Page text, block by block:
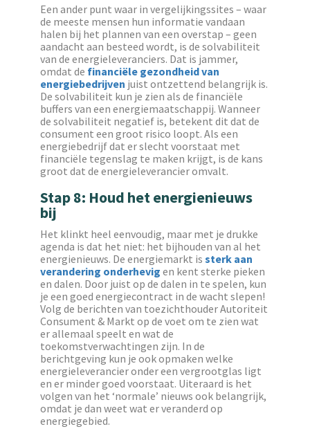
Een ander punt waar in vergelijkingssites – waar
de meeste mensen hun informatie vandaan
halen bij het plannen van een overstap – geen
aandacht aan besteed wordt, is de solvabiliteit
van de energieleveranciers. Dat is jammer,
omdat de financiële gezondheid van
energiebedrijven juist ontzettend belangrijk is.
De solvabiliteit kun je zien als de financiële
buffers van een energiemaatschappij. Wanneer
de solvabiliteit negatief is, betekent dit dat de
consument een groot risico loopt. Als een
energiebedrijf dat er slecht voorstaat met
financiële tegenslag te maken krijgt, is de kans
groot dat de energieleverancier omvalt.
Stap 8: Houd het energienieuws
bij
Het klinkt heel eenvoudig, maar met je drukke
agenda is dat het niet: het bijhouden van al het
energienieuws. De energiemarkt is sterk aan
verandering onderhevig en kent sterke pieken
en dalen. Door juist op de dalen in te spelen, kun
je een goed energiecontract in de wacht slepen!
Volg de berichten van toezichthouder Autoriteit
Consument & Markt op de voet om te zien wat
er allemaal speelt en wat de
toekomstverwachtingen zijn. In de
berichtgeving kun je ook opmaken welke
energieleverancier onder een vergrootglas ligt
en er minder goed voorstaat. Uiteraard is het
volgen van het ‘normale’ nieuws ook belangrijk,
omdat je dan weet wat er veranderd op
energiegebied.